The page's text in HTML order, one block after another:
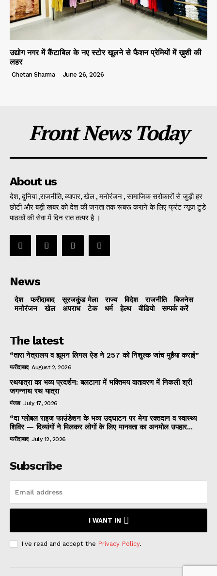
उद्योग नगर में कैंटाबिल के नए स्टोर खुलने से फैशन प्रेमियों में ख़ुशी की
लहर
Chetan Sharma - June 26, 2026
Front News Today
About us
देश, दुनिया ,राजनीति, व्यापार, खेल , मनोरंजन , सामाजिक सरोकारों से जुड़ी हर
छोटी और बड़ी खबर को देश की जनता तक रूबरू कराने के लिए फ्रंट न्यूज टुडे
पाठकों की सेवा में दिन रात तत्पर है ।
News
देश फरीदाबाद सूरजकुंड मेला राज्‍य विदेश राजनीति
बिजनेस
मनोरंजन
खेल अपराध टेक धर्म हेल्थ वीडियो सम्पर्क करें
The latest
“तारा नेत्रालय व ह्यूमन लिगल ऐड ने 257 को निशुल्क जांच मुहैया कराई”
फरीदाबाद August 2, 2026
रथयात्रा का भव्य प्रदर्शन: बलटाना में भक्तिमय वातावरण में निकली श्री
जगन्नाथ रथ यात्रा
पंजाब July 17, 2026
“दा ग्लोबल राइज फाउंडेशन के भव्य उद्घाटन पर मेगा रक्तदान व स्वास्थ्य
शिविर — दिव्यांगों ने मिलकर लोगों के लिए मानवता का अनमोल उपहार...
फरीदाबाद July 12, 2026
Subscribe
I WANT IN
I've read and accept the Privacy Policy.